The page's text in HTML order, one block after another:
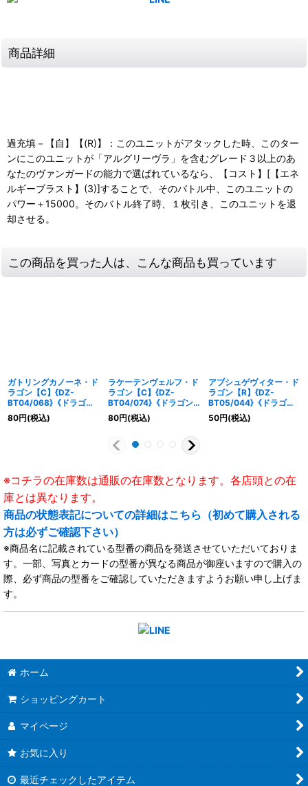
商品詳細
過充填－【自】【(R)】：このユニットがアタックした時、このター
ンにこのユニットが「アルグリーヴラ」を含むグレード３以上のあ
なたのヴァンガードの能力で選ばれているなら、【コスト】[【エネ
ルギーブラスト】(3)]することで、そのバトル中、このユニットの
パワー＋15000。そのバトル終了時、１枚引き、このユニットを退
却させる。
この商品を買った人は、こんな商品も買っています
ガトリングカノーネ・ド
ラゴン【C】{DZ-
BT04/068}《ドラゴン
エンパイア》
80円(税込)
ラケーテンヴェルフ・ド
ラゴン【C】{DZ-
BT04/074}《ドラゴン
エンパイア》
80円(税込)
アブシュゲヴィター・ド
ラゴン【R】{DZ-
BT05/044}《ドラゴン
エンパイア》
50円(税込)
※コチラの在庫数は通販の在庫数となります。各店頭との在
庫とは異なります。
商品の状態表記についての詳細はこちら（初めて購入される
方は必ずご確認下さい）
※商品名に記載されている型番の商品を発送させていただいておりま
す。一部、写真とカードの型番が異なる商品が御座いますので購入の
際、必ず商品の型番をご確認していただきますようお願い申し上げま
す。
ホーム
ショッピングカート
マイページ
お気に入り
最近チェックしたアイテム